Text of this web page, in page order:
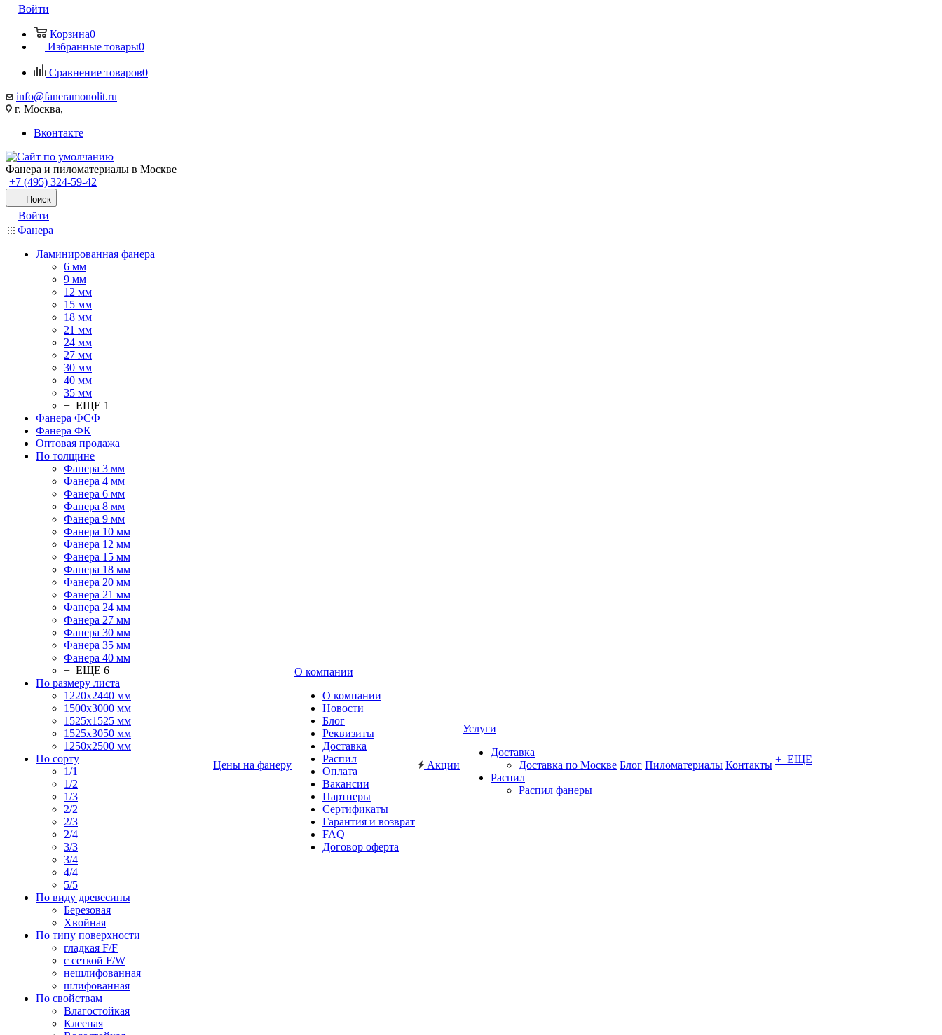
Войти
Корзина0
Избранные товары0
Сравнение товаров0
info@faneramonolit.ru
г. Москва,
Вконтакте
Фанера и пиломатериалы в Москве
+7 (495) 324-59-42
Поиск
Войти
Фанера
Ламинированная фанера
6 мм
9 мм
12 мм
15 мм
18 мм
21 мм
24 мм
27 мм
30 мм
40 мм
35 мм
+ ЕЩЕ 1
Фанера ФСФ
Фанера ФК
Оптовая продажа
По толщине
Фанера 3 мм
Фанера 4 мм
Фанера 6 мм
Фанера 8 мм
Фанера 9 мм
Фанера 10 мм
Фанера 12 мм
Фанера 15 мм
Фанера 18 мм
Фанера 20 мм
Фанера 21 мм
Фанера 24 мм
Фанера 27 мм
Фанера 30 мм
Фанера 35 мм
Фанера 40 мм
+ ЕЩЕ 6
По размеру листа
1220х2440 мм
1500х3000 мм
1525x1525 мм
1525х3050 мм
1250х2500 мм
По сорту
1/1
1/2
1/3
2/2
2/3
2/4
3/3
3/4
4/4
5/5
По виду древесины
Березовая
Хвойная
По типу поверхности
гладкая F/F
с сеткой F/W
нешлифованная
шлифованная
По свойствам
Влагостойкая
Клееная
Цены на фанеру
О компании
О компании
Новости
Блог
Реквизиты
Доставка
Распил
Оплата
Вакансии
Партнеры
Сертификаты
Гарантия и возврат
FAQ
Договор оферта
Акции
Услуги
Доставка
Доставка по Москве
Распил
Распил фанеры
Блог Пиломатериалы Контакты + ЕЩЕ